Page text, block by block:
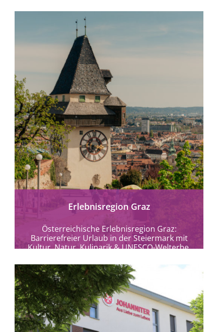
mehr erfahren
Erlebnisregion Graz
Österreichische Erlebnisregion Graz:
Barrierefreier Urlaub in der Steiermark mit
Kultur, Natur, Kulinarik & UNESCO-Welterbe.
entdecken.